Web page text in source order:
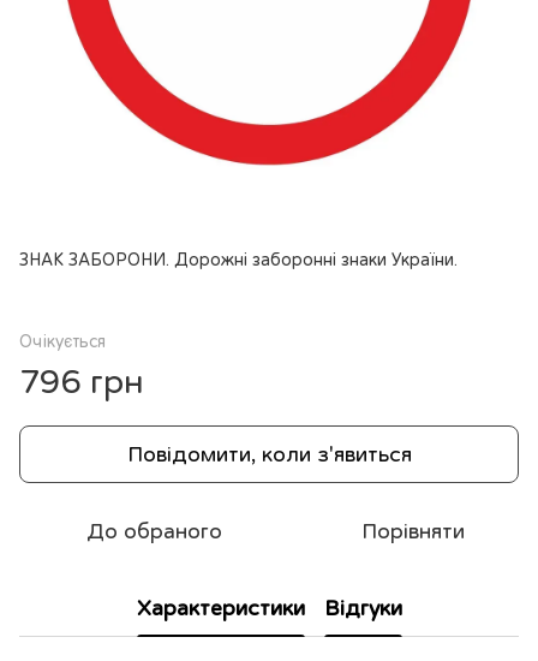
ЗНАК ЗАБОРОНИ. Дорожні заборонні знаки України.
Очікується
796 грн
Повідомити, коли з'явиться
До обраного Порівняти
Характеристики Відгуки